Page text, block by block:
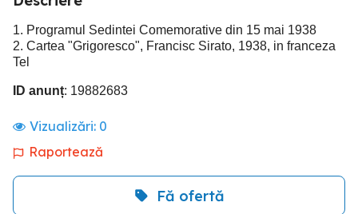
1. Programul Sedintei Comemorative din 15 mai 1938
2. Cartea "Grigoresco", Francisc Sirato, 1938, in franceza
Tel
ID anunț: 19882683
Vizualizări: 0
Raportează
Fă ofertă